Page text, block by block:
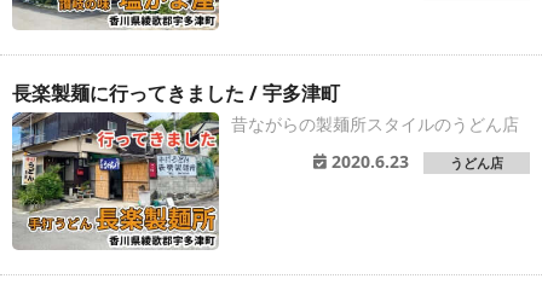
長楽製麺に行ってきました / 宇多津町
昔ながらの製麺所スタイルのうどん店
2020.6.23
うどん店